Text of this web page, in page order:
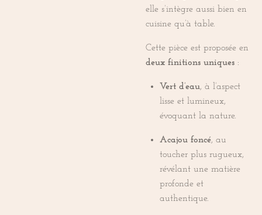
elle s’intègre aussi bien en
cuisine qu’à table.
Cette pièce est proposée en
deux finitions uniques :
Vert d’eau, à l’aspect
lisse et lumineux,
évoquant la nature.
Acajou foncé, au
toucher plus rugueux,
révélant une matière
profonde et
authentique.